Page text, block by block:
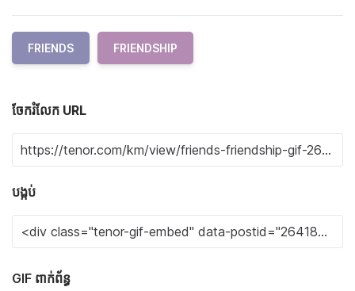
FRIENDS FRIENDSHIP
ចែករំលែក URL
បង្កប់
GIF ពាក់ព័ន្ធ